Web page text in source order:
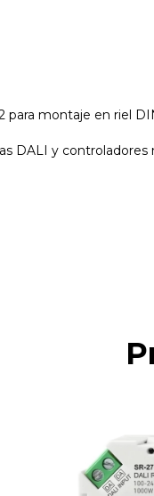
para montaje en riel
DALI y controladores